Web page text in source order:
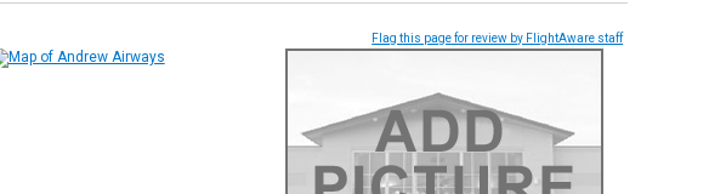
Flag this page for review by FlightAware staff